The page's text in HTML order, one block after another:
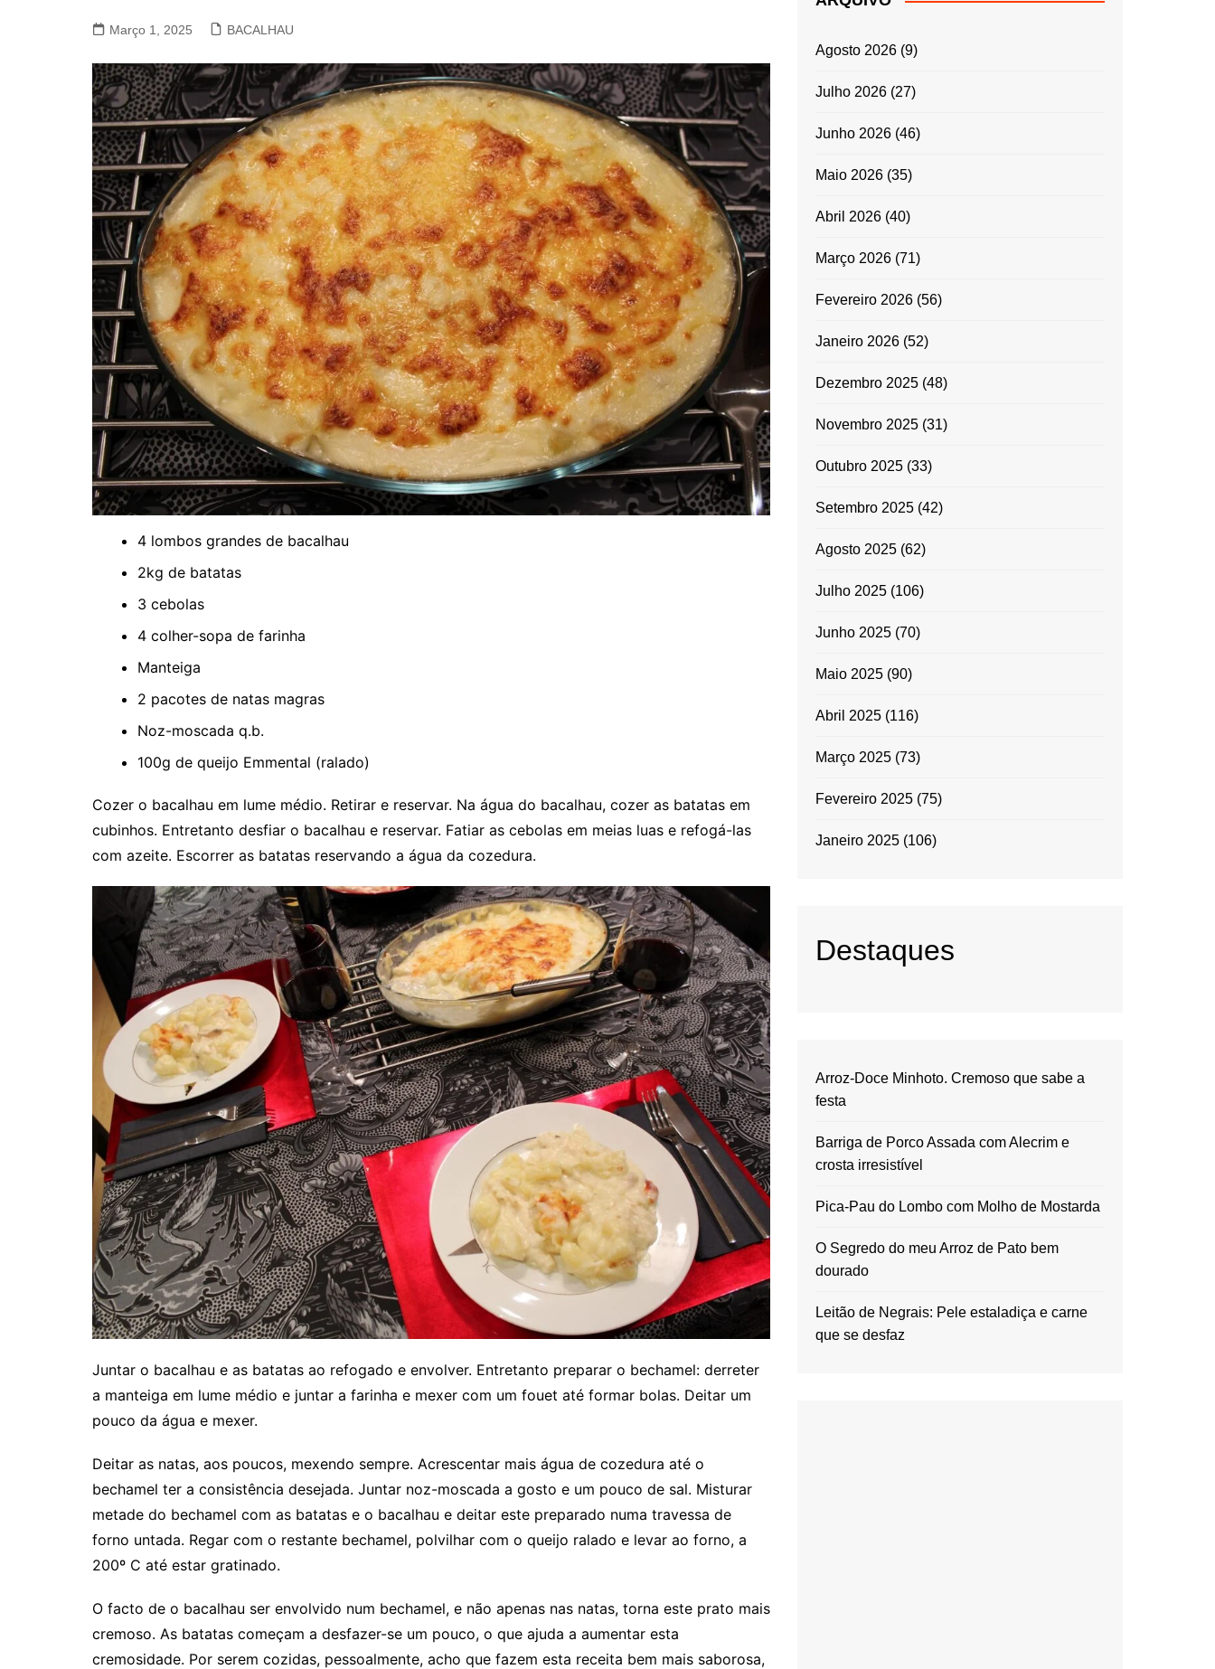
VACA, VITELA, NOVILHO
ENTRADAS E
GRATINADOS
MASSAS
TEMPEROS
MICRO-ONDAS
PORTUGUESA
Março 1, 2025 BACALHAU
4 lombos grandes de bacalhau
2kg de batatas
3 cebolas
4 colher-sopa de farinha
Manteiga
2 pacotes de natas magras
Noz-moscada q.b.
100g de queijo Emmental (ralado)
Cozer o bacalhau em lume médio. Retirar e reservar. Na água do bacalhau, cozer as batatas em
cubinhos. Entretanto desfiar o bacalhau e reservar. Fatiar as cebolas em meias luas e refogá-las
com azeite. Escorrer as batatas reservando a água da cozedura.
Juntar o bacalhau e as batatas ao refogado e envolver. Entretanto preparar o bechamel: derreter
a manteiga em lume médio e juntar a farinha e mexer com um fouet até formar bolas. Deitar um
pouco da água e mexer.
Deitar as natas, aos poucos, mexendo sempre. Acrescentar mais água de cozedura até o
bechamel ter a consistência desejada. Juntar noz-moscada a gosto e um pouco de sal. Misturar
metade do bechamel com as batatas e o bacalhau e deitar este preparado numa travessa de
forno untada. Regar com o restante bechamel, polvilhar com o queijo ralado e levar ao forno, a
200º C até estar gratinado.
O facto de o bacalhau ser envolvido num bechamel, e não apenas nas natas, torna este prato mais
cremoso. As batatas começam a desfazer-se um pouco, o que ajuda a aumentar esta
cremosidade. Por serem cozidas, pessoalmente, acho que fazem esta receita bem mais saborosa,
Agosto 2026 (9)
Julho 2026 (27)
Junho 2026 (46)
Maio 2026 (35)
Abril 2026 (40)
Março 2026 (71)
Fevereiro 2026 (56)
Janeiro 2026 (52)
Dezembro 2025 (48)
Novembro 2025 (31)
Outubro 2025 (33)
Setembro 2025 (42)
Agosto 2025 (62)
Julho 2025 (106)
Junho 2025 (70)
Maio 2025 (90)
Abril 2025 (116)
Março 2025 (73)
Fevereiro 2025 (75)
Janeiro 2025 (106)
Destaques
Arroz-Doce Minhoto. Cremoso que sabe a
festa
Barriga de Porco Assada com Alecrim e
crosta irresistível
Pica-Pau do Lombo com Molho de Mostarda
O Segredo do meu Arroz de Pato bem
dourado
Leitão de Negrais: Pele estaladiça e carne
que se desfaz